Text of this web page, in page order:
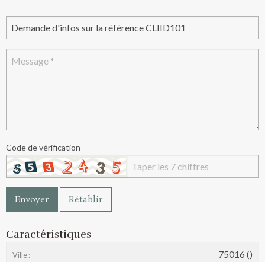
Code de vérification
Envoyer Rétablir
Caractéristiques
Ville : 75016 ()